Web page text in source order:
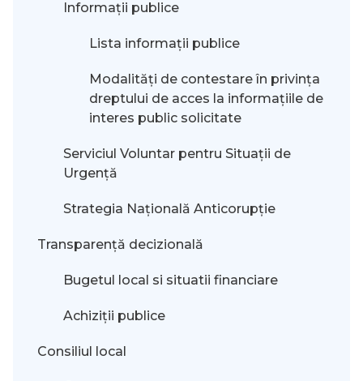
Informații publice
Lista informații publice
Modalităţi de contestare în privinţa
dreptului de acces la informaţiile de
interes public solicitate
Serviciul Voluntar pentru Situații de
Urgență
Strategia Națională Anticorupție
Transparență decizională
Bugetul local si situatii financiare
Achiziții publice
Consiliul local